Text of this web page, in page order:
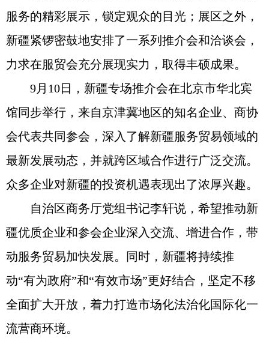
服务的精彩展示，锁定观众的目光；展区之外，
新疆紧锣密鼓地安排了一系列推介会和洽谈会，
力求在服贸会充分展现实力，取得丰硕成果。
9月10日，新疆专场推介会在北京市华北宾
馆同步举行，来自京津冀地区的知名企业、商协
会代表共同参会，深入了解新疆服务贸易领域的
最新发展动态，并就跨区域合作进行广泛交流。
众多企业对新疆的投资机遇表现出了浓厚兴趣。
自治区商务厅党组书记李轩说，希望推动新
疆优质企业和参会企业深入交流、增进合作，带
动服务贸易加快发展。同时，新疆将持续推
动“有为政府”和“有效市场”更好结合，坚定不移
全面扩大开放，着力打造市场化法治化国际化一
流营商环境。